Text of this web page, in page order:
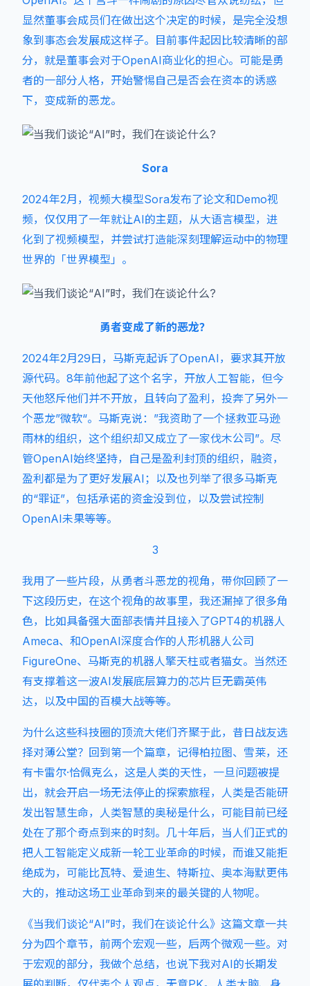
显然董事会成员们在做出这个决定的时候，是完全没想
象到事态会发展成这样子。目前事件起因比较清晰的部
分，就是董事会对于OpenAI商业化的担心。可能是勇
者的一部分人格，开始警惕自己是否会在资本的诱惑
下，变成新的恶龙。
Sora
2024年2月，视频大模型Sora发布了论文和Demo视
频，仅仅用了一年就让AI的主题，从大语言模型，进
化到了视频模型，并尝试打造能深刻理解运动中的物理
世界的「世界模型」。
勇者变成了新的恶龙？
2024年2月29日，马斯克起诉了OpenAI，要求其开放
源代码。8年前他起了这个名字，开放人工智能，但今
天他怒斥他们并不开放，且转向了盈利，投奔了另外一
个恶龙”微软“。马斯克说：”我资助了一个拯救亚马逊
雨林的组织，这个组织却又成立了一家伐木公司”。尽
管OpenAI始终坚持，自己是盈利封顶的组织，融资，
盈利都是为了更好发展AI；以及也列举了很多马斯克
的“罪证”，包括承诺的资金没到位，以及尝试控制
OpenAI未果等等。
3
我用了一些片段，从勇者斗恶龙的视角，带你回顾了一
下这段历史，在这个视角的故事里，我还漏掉了很多角
色，比如具备强大面部表情并且接入了GPT4的机器人
Ameca、和OpenAI深度合作的人形机器人公司
FigureOne、马斯克的机器人擎天柱或者猫女。当然还
有支撑着这一波AI发展底层算力的芯片巨无霸英伟
达，以及中国的百模大战等等。
为什么这些科技圈的顶流大佬们齐聚于此，昔日战友选
择对薄公堂？回到第一个篇章，记得柏拉图、雪莱，还
有卡雷尔·恰佩克么，这是人类的天性，一旦问题被提
出，就会开启一场无法停止的探索旅程，人类是否能研
发出智慧生命，人类智慧的奥秘是什么，可能目前已经
处在了那个奇点到来的时刻。几十年后，当人们正式的
把人工智能定义成新一轮工业革命的时候，而谁又能拒
绝成为，可能比瓦特、爱迪生、特斯拉、奥本海默更伟
大的，推动这场工业革命到来的最关键的人物呢。
《当我们谈论“AI”时，我们在谈论什么》这篇文章一共
分为四个章节，前两个宏观一些，后两个微观一些。对
于宏观的部分，我做个总结，也说下我对AI的长期发